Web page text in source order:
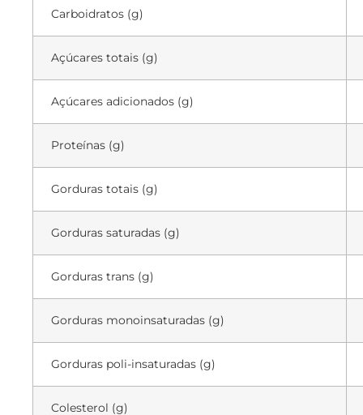
Carboidratos (g)
Açúcares totais (g)
Açúcares adicionados (g)
Proteínas (g)
Gorduras totais (g)
Gorduras saturadas (g)
Gorduras trans (g)
Gorduras monoinsaturadas (g)
Gorduras poli-insaturadas (g)
Colesterol (g)